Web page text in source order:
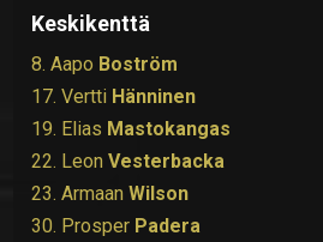
Keskikenttä
8. Aapo Boström
17. Vertti Hänninen
19. Elias Mastokangas
22. LeonVesterbacka
23. ArmaanWilson
30. Prosper Padera